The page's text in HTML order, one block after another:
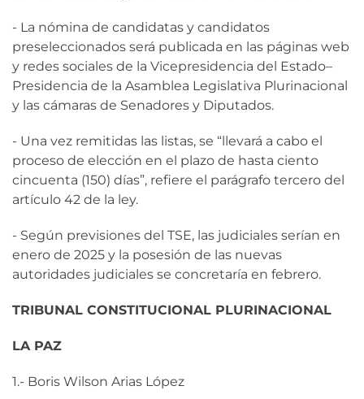
- La nómina de candidatas y candidatos
preseleccionados será publicada en las páginas web
y redes sociales de la Vicepresidencia del Estado–
Presidencia de la Asamblea Legislativa Plurinacional
y las cámaras de Senadores y Diputados.
- Una vez remitidas las listas, se “llevará a cabo el
proceso de elección en el plazo de hasta ciento
cincuenta (150) días”, refiere el parágrafo tercero del
artículo 42 de la ley.
- Según previsiones del TSE, las judiciales serían en
enero de 2025 y la posesión de las nuevas
autoridades judiciales se concretaría en febrero.
TRIBUNAL CONSTITUCIONAL PLURINACIONAL
LA PAZ
1.- Boris Wilson Arias López